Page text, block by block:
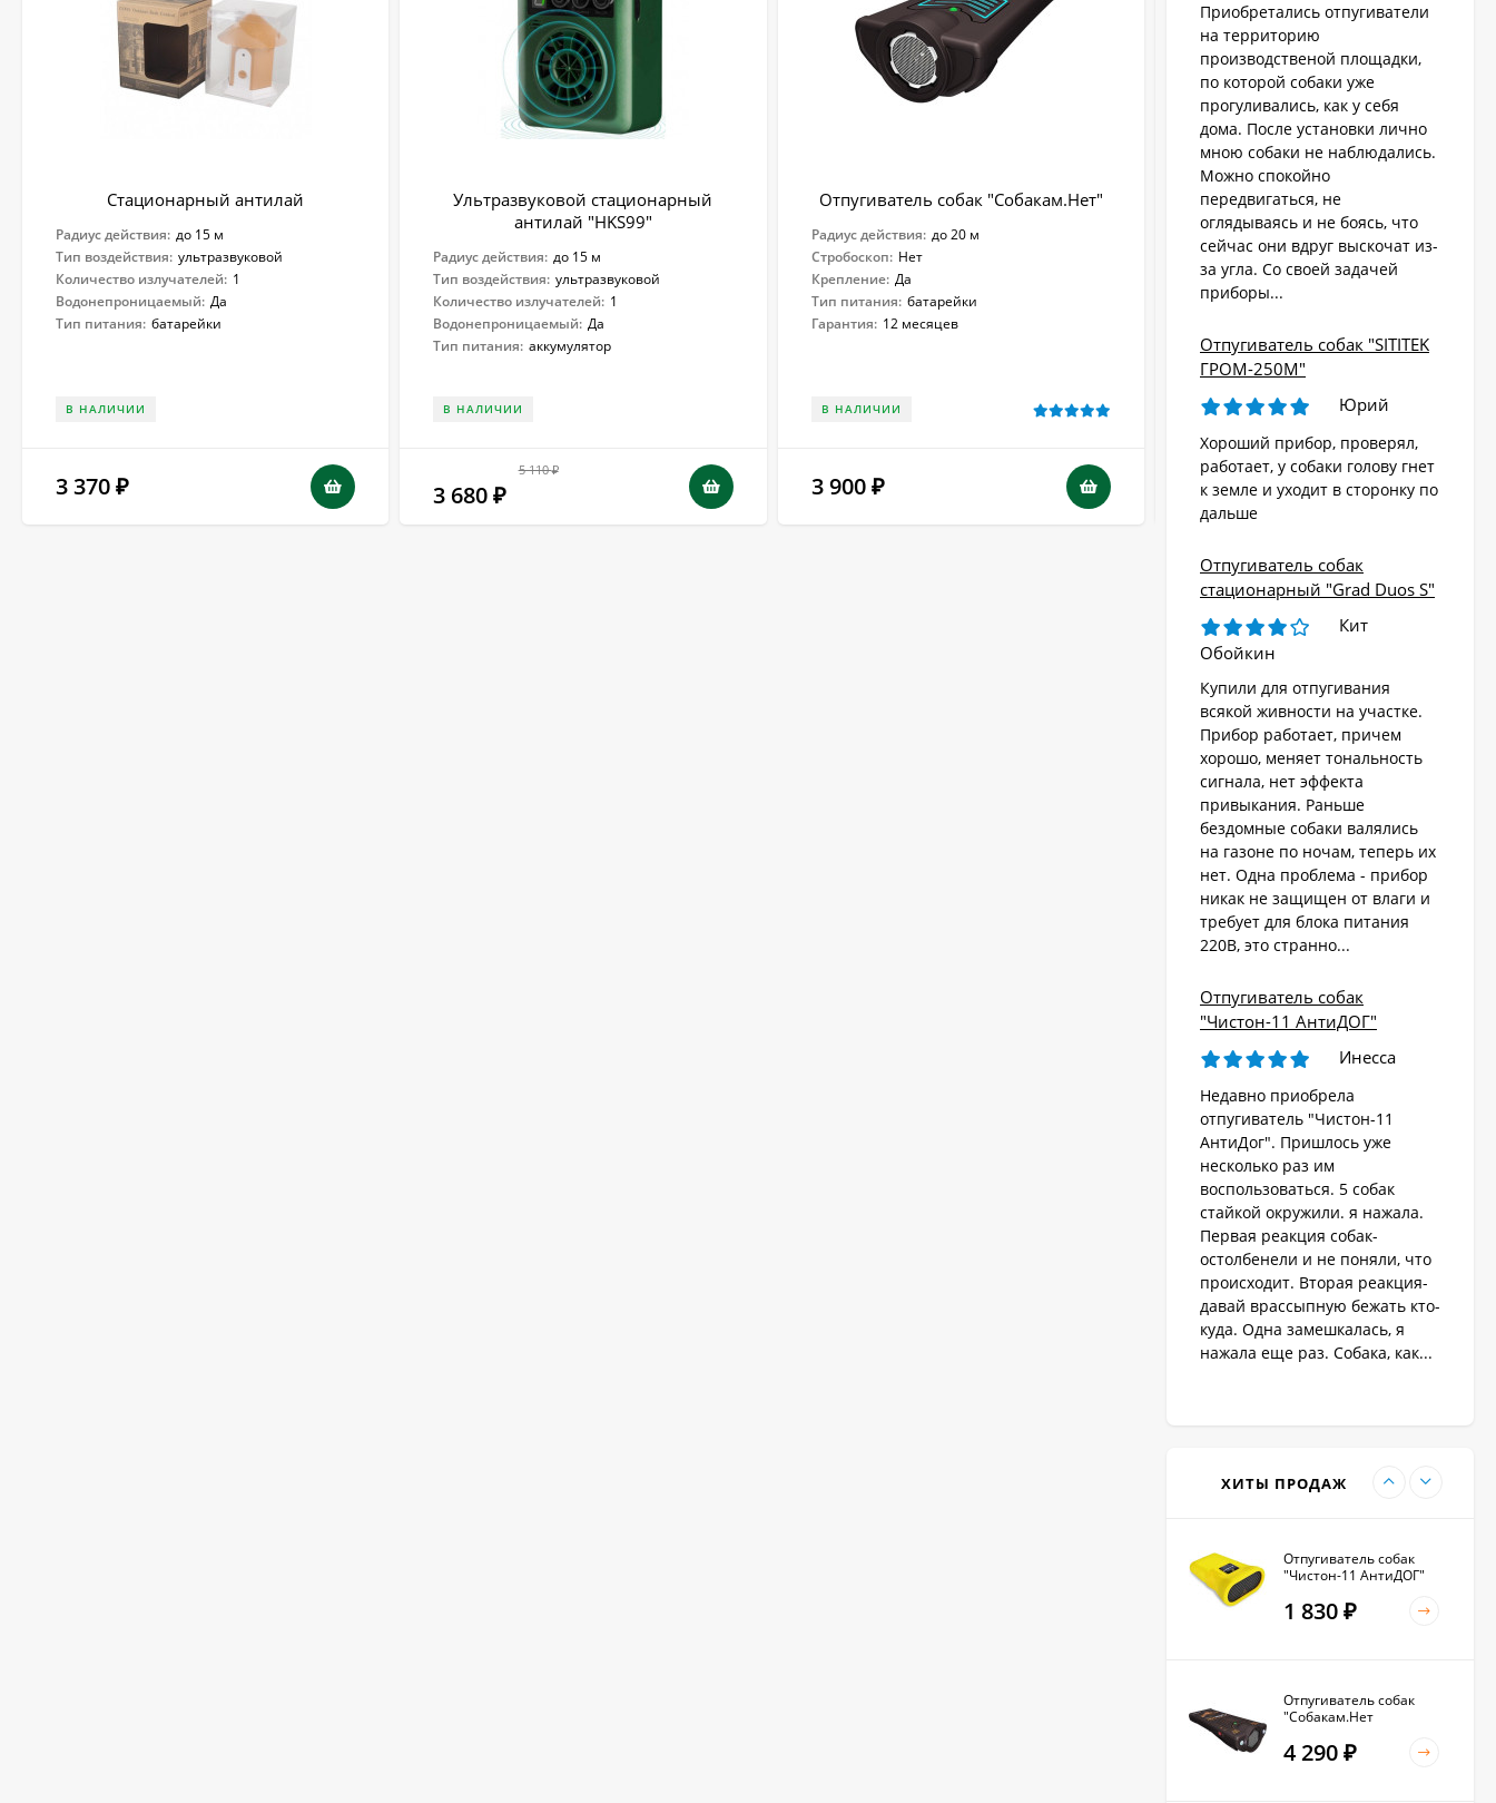
Стационарный антилай
Радиус действия: до 15 м
Тип воздействия: ультразвуковой
Количество излучателей: 1
Водонепроницаемый: Да
Тип питания: батарейки
В НАЛИЧИИ
3 370 ₽
Ультразвуковой стационарный
антилай "HKS99"
Радиус действия: до 15 м
Тип воздействия: ультразвуковой
Количество излучателей: 1
Водонепроницаемый: Да
Тип питания: аккумулятор
В НАЛИЧИИ
5 110₽
3 680₽
Отпугиватель собак "Собакам.Нет"
Радиус действия: до 20 м
Стробоскоп: Нет
Крепление: Да
Тип питания: батарейки
Гарантия: 12 месяцев
В НАЛИЧИИ
3 900 ₽
Ультразвуковой отпугиватель собак
1003"
Радиус действия: до 20 м
Крепление: Да
Тип питания:
Гарантия: 12 месяцев
В НАЛИЧИИ
3 900₽
Приобретались отпугиватели
на территорию
производственой площадки,
по которой собаки уже
прогуливались, как у себя
дома. После установки лично
мною собаки не наблюдались.
Можно спокойно
передвигаться, не
оглядываясь и не боясь, что
сейчас они вдруг выскочат из-
за угла. Со своей задачей
приборы...
Отпугиватель собак "SITITEK
ГРОМ-250М"
Юрий
Хороший прибор, проверял,
работает, у собаки голову гнет
к земле и уходит в сторонку по
дальше
Отпугиватель собак
стационарный "Grad Duos S"
Кит
Обойкин
Купили для отпугивания
всякой живности на участке.
Прибор работает, причем
хорошо, меняет тональность
сигнала, нет эффекта
привыкания. Раньше
бездомные собаки валялись
на газоне по ночам, теперь их
нет. Одна проблема - прибор
никак не защищен от влаги и
требует для блока питания
220В, это странно...
Отпугиватель собак
"Чистон-11 АнтиДОГ"
Инесса
Недавно приобрела
отпугиватель "Чистон-11
АнтиДог". Пришлось уже
несколько раз им
воспользоваться. 5 собак
стайкой окружили. я нажала.
Первая реакция собак-
остолбенели и не поняли, что
происходит. Вторая реакция-
давай врассыпную бежать кто-
куда. Одна замешкалась, я
нажала еще раз. Собака, как...
ХИТЫ ПРОДАЖ
Стационарный
отпугиватель животных
«AR-2403 Solar»
4 570₽
Ультразвуковой
отпугиватель собак,
кошек, лис, кроликов
Garden Protector 3"
8 690 ₽
Электроошейник для
дрессировки собак
«PET998DB»
3 480₽
Ошейник антилай
1 890₽
Отпугиватель собак
"Чистон-11 АнтиДОГ"
1 830 ₽
Отпугиватель собак
"Собакам.Нет
4 290 ₽